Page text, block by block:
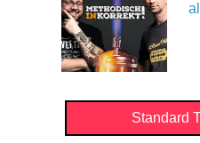
Standard